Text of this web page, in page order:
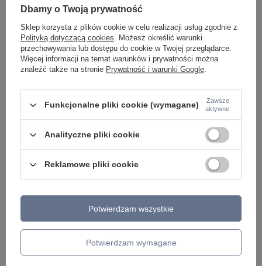
ŻYRANDOLE
LAMPKI NOCNE
ŻYRANDOLE KRYSZTAŁOWE
LAMPY WISZĄCE CZARNE
LAMPY WISZĄCE - OKRĘGI
KINKIETY DO SYPIALNI
LAMPY SUFITOWE OKRĄGŁE
LAMPY ZEWNĘTRZNE
SŁUPKI OGRODOWE
LAMPY OGRODOWE - WISZĄCE
LAMPY WISZĄCE - ZEWNĘTRZNE
LAMPY OGRODOWE - SUFITOWE
LAMPY SOLARNE
OPRAWY OGRODOWE
GIRLANDY OGRODOWE
PRODUCENCI
AZZARDO
ITALUX
Dbamy o Twoją prywatność
Sklep korzysta z plików cookie w celu realizacji usług zgodnie z
Polityką dotyczącą cookies. Możesz określić warunki
przechowywania lub dostępu do cookie w Twojej przeglądarce.
Więcej informacji na temat warunków i prywatności można
znaleźć także na stronie Prywatność i warunki Google.
Funkcjonalne pliki cookie (wymagane)
Zawsze
aktywne
Analityczne pliki cookie
Reklamowe pliki cookie
Potwierdzam wymagane
Potwierdzam wszystkie